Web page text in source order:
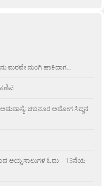
ಮರವೇ ನುಂಗಿ ಹಾಕಿದಾಗ…
ಚಬನೂರ ಅಮೋಗ ಸಿದ್ದನ
ಆಯ್ದ ಸಾಲುಗಳ ಓದು – 13ನೆಯ